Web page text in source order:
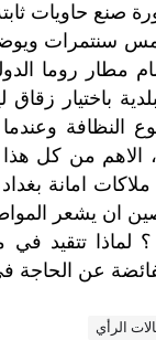
صنع حاويات
سنتمرات
مطار روما
باختيار زقاق
النظافة وعندما
، الاهم من كل هذا
ملاكات امانة بغداد
ان يشعر
؟ لماذا تتقيد في
عن الحاجة
الرأي